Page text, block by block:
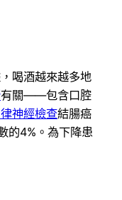
喝酒越來越多地
有關——包含口腔
神經檢查結腸癌
的4%。為下降患